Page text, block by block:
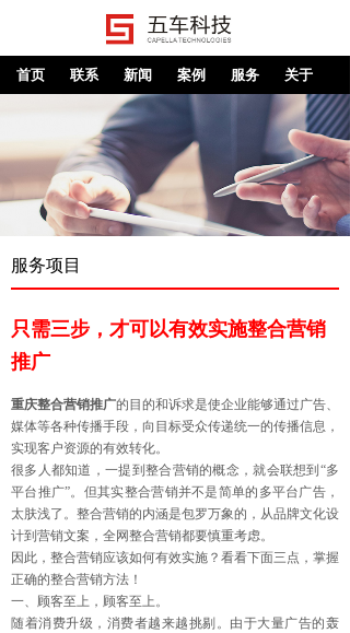
首页 联系 新闻 案例 服务 关于
服务项目
只需三步，才可以有效实施整合营销
推广
重庆整合营销推广的目的和诉求是使企业能够通过广告、
媒体等各种传播手段，向目标受众传递统一的传播信息，
实现客户资源的有效转化。
很多人都知道，一提到整合营销的概念，就会联想到“多
平台推广”。但其实整合营销并不是简单的多平台广告，
太肤浅了。整合营销的内涵是包罗万象的，从品牌文化设
计到营销文案，全网整合营销都要慎重考虑。
因此，整合营销应该如何有效实施？看看下面三点，掌握
正确的整合营销方法！
一、顾客至上，顾客至上。
随着消费升级，消费者越来越挑剔。由于大量广告的轰